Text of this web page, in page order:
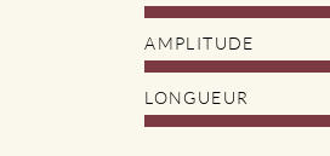
AMPLITUDE
LONGUEUR